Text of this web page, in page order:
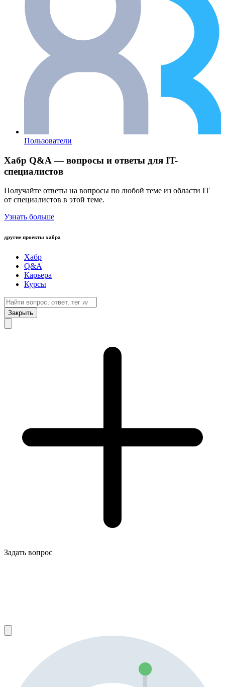
Пользователи
Хабр Q&A — вопросы и ответы для IT-
специалистов
Получайте ответы на вопросы по любой теме из области IT
от специалистов в этой теме.
Узнать больше
другие проекты хабра
Хабр
Q&A
Карьера
Курсы
Закрыть
Задать вопрос